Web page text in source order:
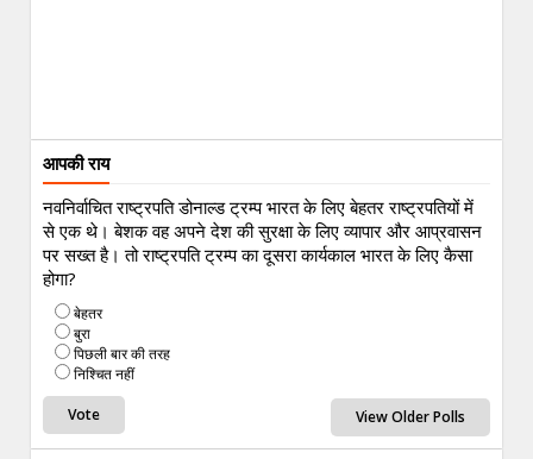
आपकी राय
नवनिर्वाचित राष्ट्रपति डोनाल्ड ट्रम्प भारत के लिए बेहतर राष्ट्रपतियों में
से एक थे। बेशक वह अपने देश की सुरक्षा के लिए व्यापार और आप्रवासन
पर सख्त है। तो राष्ट्रपति ट्रम्प का दूसरा कार्यकाल भारत के लिए कैसा
होगा?
बेहतर
बुरा
पिछली बार की तरह
निश्चित नहीं
View Older Polls